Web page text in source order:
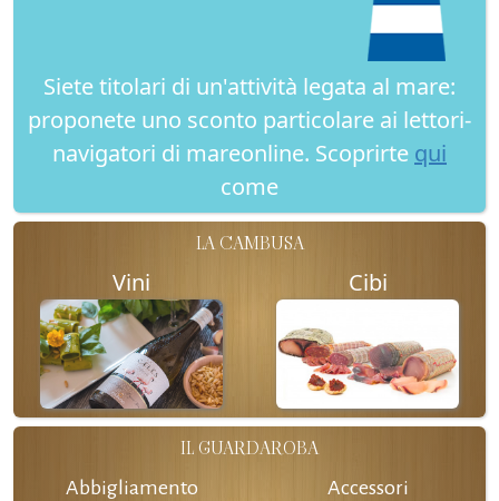
Siete titolari di un'attività legata al mare:
proponete uno sconto particolare ai lettori-
navigatori di mareonline. Scoprirte qui
come
LA CAMBUSA
Vini Cibi
IL GUARDAROBA
Abbigliamento Accessori